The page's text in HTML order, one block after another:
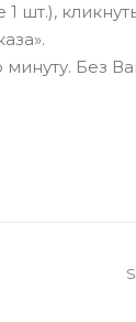
шт.),
минуту. Без